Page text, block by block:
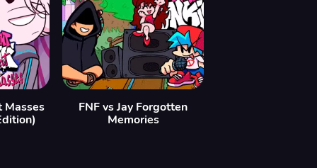
Masses
FNF vs Jay Forgotten
Memories